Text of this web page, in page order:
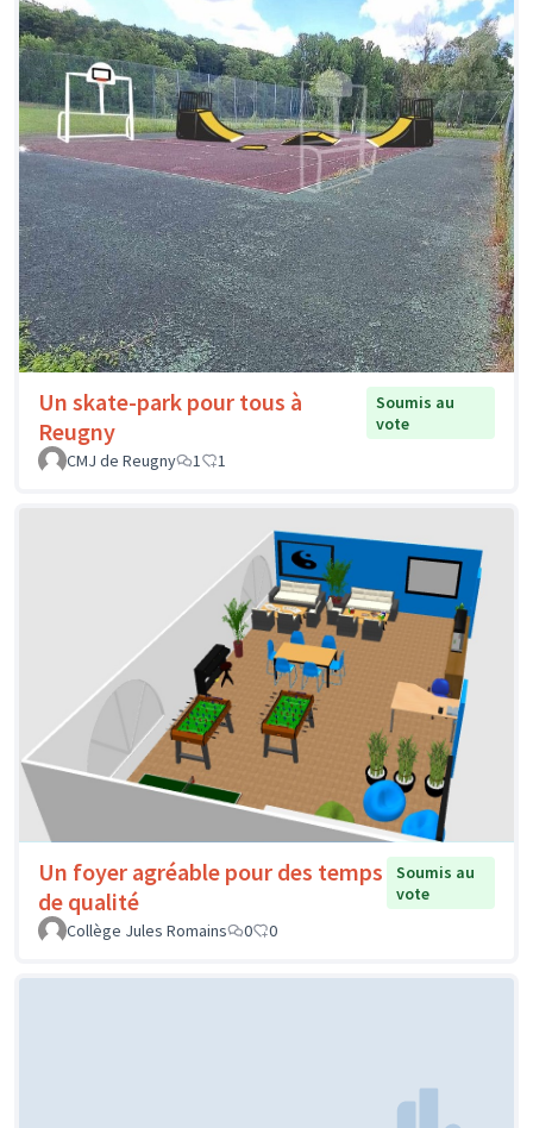
Un skate-park pour tous à
Reugny
Soumis au
vote
CMJ de Reugny
1 1
Un foyer agréable pour des temps
de qualité
Soumis au
vote
Collège Jules Romains
0 0